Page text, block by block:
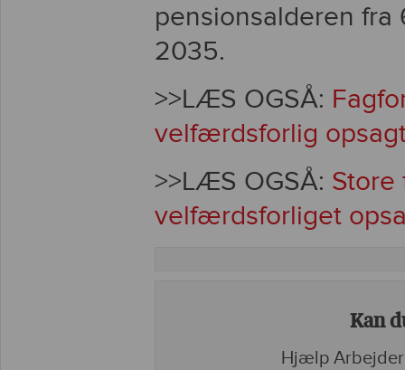
pensionsalderen
2035.
>>LÆS OGSÅ:
velfærdsforlig
>>LÆS OGSÅ:
velfærdsforliget
Kan
Hjælp